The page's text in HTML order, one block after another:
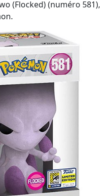
(Flocked) (numéro 581),